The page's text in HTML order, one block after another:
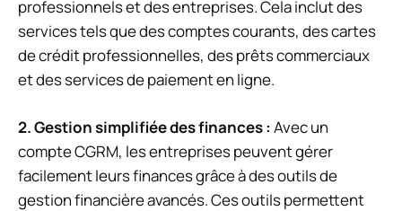
professionnels et des entreprises. Cela inclut des
services tels que des comptes courants, des cartes
de crédit professionnelles, des prêts commerciaux
et des services de paiement en ligne.
2. Gestion simplifiée des finances : Avec un
compte CGRM, les entreprises peuvent gérer
facilement leurs finances grâce à des outils de
gestion financière avancés. Ces outils permettent